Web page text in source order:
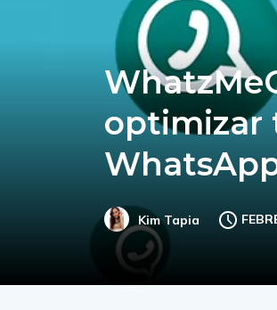
optimizar
Kim Tapia